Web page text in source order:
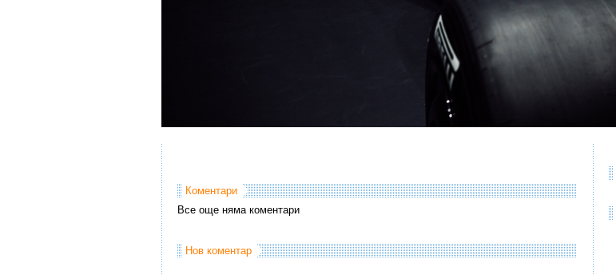
Коментари
Все още няма коментари
Нов коментар